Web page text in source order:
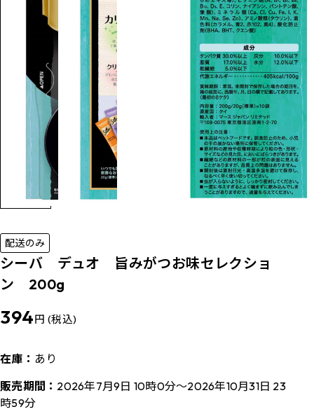
配送のみ
シーバ デュオ 旨みがつお味セレクショ
ン 200g
394円 (税込)
在庫： あり
販売期間： 2026年7月9日 10時0分～2026年10月31日 23
時59分